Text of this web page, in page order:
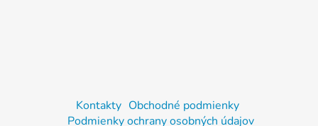
Kontakty Obchodné podmienky
Podmienky ochrany osobných údajov